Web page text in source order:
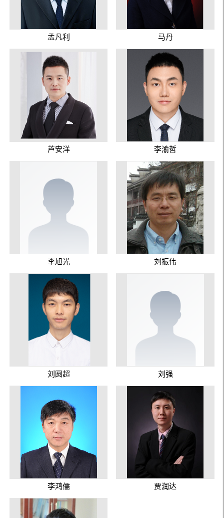
孟凡利 马丹
芦安洋 李渝哲
李旭光 刘振伟
刘圆超 刘强
李鸿儒 贾润达